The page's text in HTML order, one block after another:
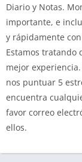
Diario y Notas.
importante, e
y rápidamente
Estamos tratando
mejor
nos puntuar 5
encuentra
favor correo
ellos.